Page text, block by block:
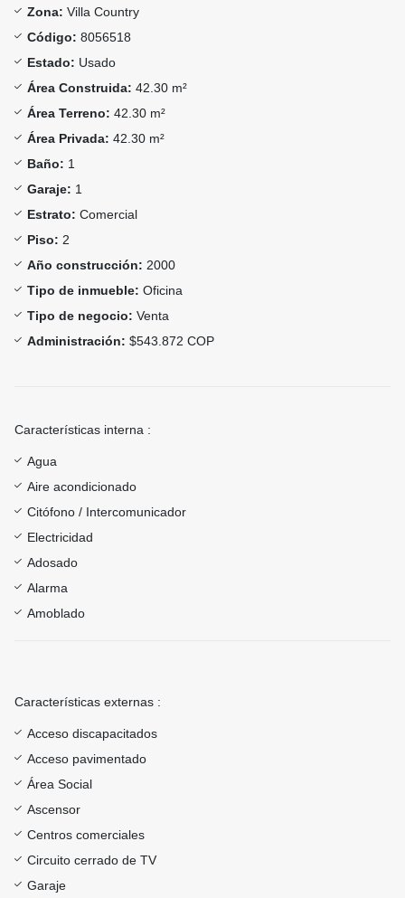
Zona: Villa Country
Código: 8056518
Estado: Usado
Área Construida: 42.30 m²
Área Terreno: 42.30 m²
Área Privada: 42.30 m²
Baño: 1
Garaje: 1
Estrato: Comercial
Piso: 2
Año construcción: 2000
Tipo de inmueble: Oficina
Tipo de negocio: Venta
Administración: $543.872 COP
Características interna :
Agua
Aire acondicionado
Citófono / Intercomunicador
Electricidad
Adosado
Alarma
Amoblado
Características externas :
Acceso discapacitados
Acceso pavimentado
Área Social
Ascensor
Centros comerciales
Circuito cerrado de TV
Garaje